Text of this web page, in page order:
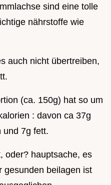
sind eine tolle
nährstoffe wie
auch nicht übertreiben,
(ca. 150g) hat so um
: davon ca 37g
und 7g fett.
oder? hauptsache, es
gesunden beilagen ist